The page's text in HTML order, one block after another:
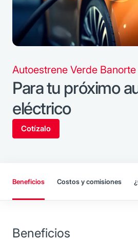
Autoestrene Verde Banorte
Para tu próximo
eléctrico
Cotízalo
Beneficios Costos y comisiones
Beneficios